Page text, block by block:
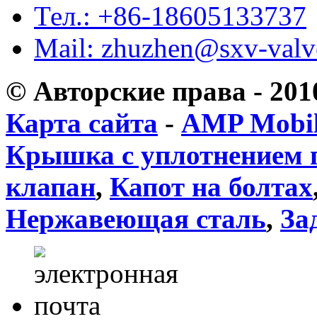
Тел.: +86-18605133737
Mail: zhuzhen@sxv-
© Авторские права -
Карта сайта - AMP
Крышка с уплотнением
клапан, Капот на болтах
Нержавеющая сталь,